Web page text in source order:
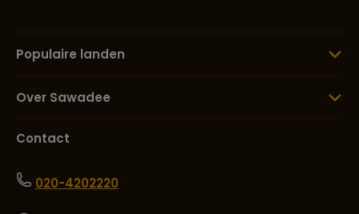
Populaire landen
Over Sawadee
Contact
020-4202220